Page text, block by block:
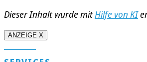
Dieser Inhalt wurde mitHilfe von KI
ANZEIGE X